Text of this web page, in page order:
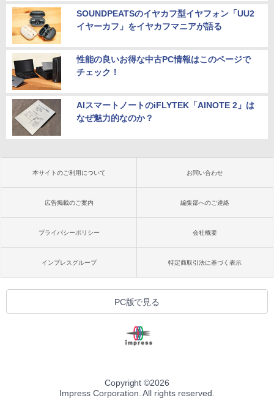
SOUNDPEATSのイヤカフ型イヤフォン「UU2
イヤーカフ」をイヤカフマニアが語る
性能の良いお得な中古PC情報はこのページで
チェック！
AIスマートノートのiFLYTEK「AINOTE 2」は
なぜ魅力的なのか？
本サイトのご利用について お問い合わせ
広告掲載のご案内 編集部へのご連絡
プライバシーポリシー 会社概要
インプレスグループ 特定商取引法に基づく表示
PC版で見る
Copyright ©2026
Impress Corporation. All rights reserved.